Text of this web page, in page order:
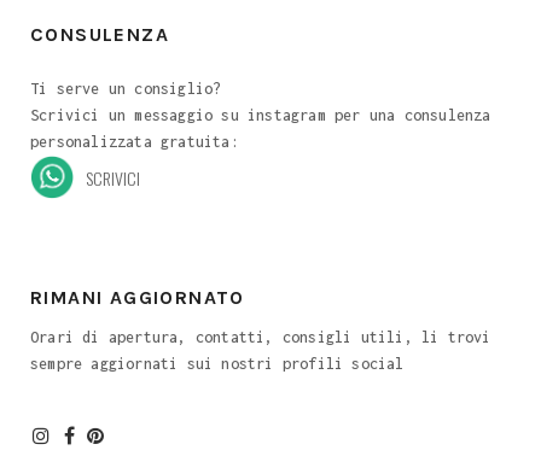
CONSULENZA
Ti serve un consiglio?
Scrivici un messaggio su instagram per una consulenza
personalizzata gratuita:
SCRIVICI
RIMANI AGGIORNATO
Orari di apertura, contatti, consigli utili, li trovi
sempre aggiornati sui nostri profili social